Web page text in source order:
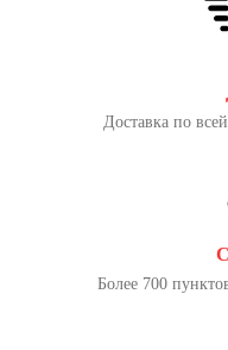
Доставка по
Более 700